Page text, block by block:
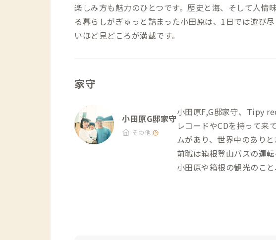
楽しみ方も魅力のひとつです。歴史と海、そして人情
る暮らしがぎゅっと詰まった小田原は、1日では遊び
いほど見どころが満載です。
家守
小田原G邸家守
その他
小田原F,G邸家守、Tipy
レコードやCDを持って来
ムがあり、世界中のあり
前職は箱根登山バスの運
小田原や箱根の観光のこ